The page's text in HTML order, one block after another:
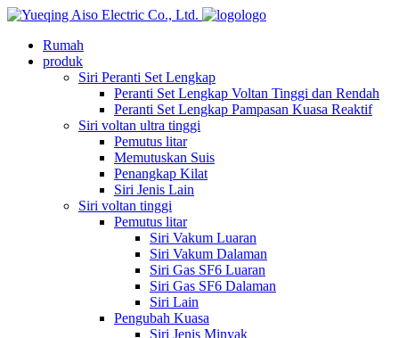
logo
Rumah
produk
Siri Peranti Set Lengkap
Peranti Set Lengkap Voltan Tinggi dan Rendah
Peranti Set Lengkap Pampasan Kuasa Reaktif
Siri voltan ultra tinggi
Pemutus litar
Memutuskan Suis
Penangkap Kilat
Siri Jenis Lain
Siri voltan tinggi
Pemutus litar
Siri Vakum Luaran
Siri Vakum Dalaman
Siri Gas SF6 Luaran
Siri Gas SF6 Dalaman
Siri Lain
Pengubah Kuasa
Siri Jenis Minyak